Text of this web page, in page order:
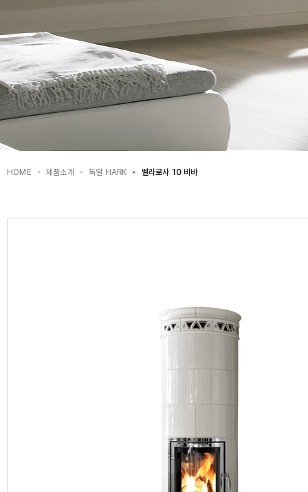
HOME 제품소개 독일 HARK 벨라로사 10 비바